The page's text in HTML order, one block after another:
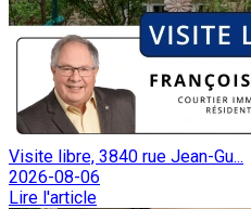
Visite libre, 3840 rue Jean-Gu...
2026-08-06
Lire l'article